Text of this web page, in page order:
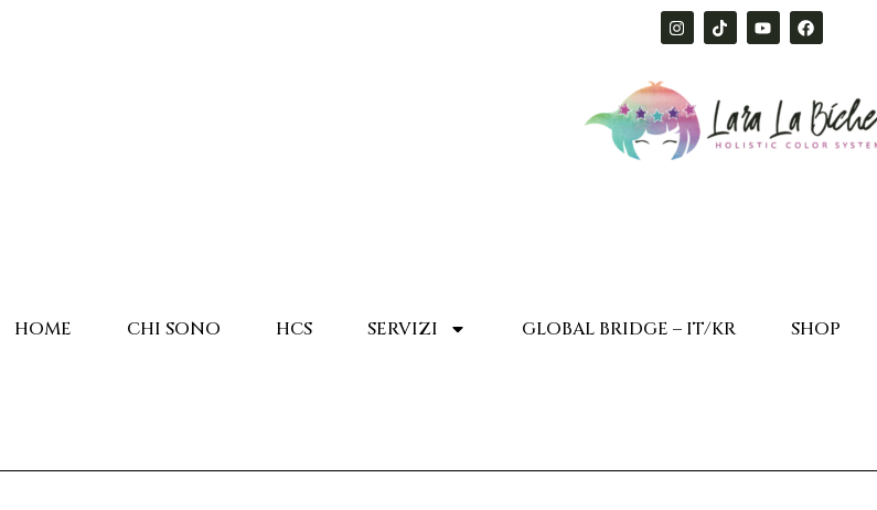
HOME CHI SONO HCS SERVIZI GLOBAL BRIDGE – IT/KR SHOP